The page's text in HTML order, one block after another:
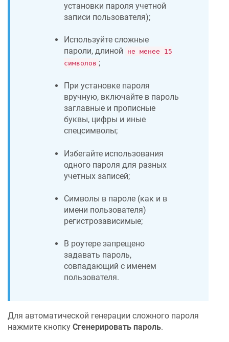
установки пароля учетной
записи пользователя);
Используйте сложные
пароли, длиной
не менее 15
символов ;
При установке пароля
вручную, включайте в пароль
заглавные и прописные
буквы, цифры и иные
спецсимволы;
Избегайте использования
одного пароля для разных
учетных записей;
Символы в пароле (как и в
имени пользователя)
регистрозависимые;
В роутере запрещено
задавать пароль,
совпадающий с именем
пользователя.
Для автоматической генерации сложного пароля
нажмите кнопку Сгенерировать пароль.